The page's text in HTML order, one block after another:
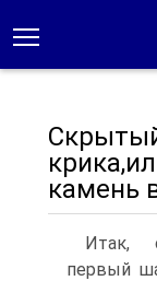
камень
Итак,
первый